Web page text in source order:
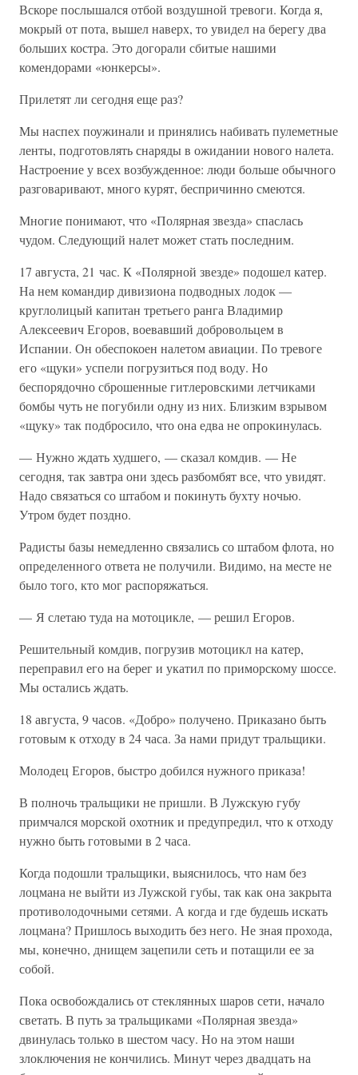
Вскоре послышался отбой воздушной тревоги. Когда я,
мокрый от пота, вышел наверх, то увидел на берегу два
больших костра. Это догорали сбитые нашими
комендорами «юнкерсы».
Прилетят ли сегодня еще раз?
Мы наспех поужинали и принялись набивать пулеметные
ленты, подготовлять снаряды в ожидании нового налета.
Настроение у всех возбужденное: люди больше обычного
разговаривают, много курят, беспричинно смеются.
Многие понимают, что «Полярная звезда» спаслась
чудом. Следующий налет может стать последним.
17 августа, 21 час. К «Полярной звезде» подошел катер.
На нем командир дивизиона подводных лодок —
круглолицый капитан третьего ранга Владимир
Алексеевич Егоров, воевавший добровольцем в
Испании. Он обеспокоен налетом авиации. По тревоге
его «щуки» успели погрузиться под воду. Но
беспорядочно сброшенные гитлеровскими летчиками
бомбы чуть не погубили одну из них. Близким взрывом
«щуку» так подбросило, что она едва не опрокинулась.
— Нужно ждать худшего, — сказал комдив. — Не
сегодня, так завтра они здесь разбомбят все, что увидят.
Надо связаться со штабом и покинуть бухту ночью.
Утром будет поздно.
Радисты базы немедленно связались со штабом флота, но
определенного ответа не получили. Видимо, на месте не
было того, кто мог распоряжаться.
— Я слетаю туда на мотоцикле, — решил Егоров.
Решительный комдив, погрузив мотоцикл на катер,
переправил его на берег и укатил по приморскому шоссе.
Мы остались ждать.
18 августа, 9 часов. «Добро» получено. Приказано быть
готовым к отходу в 24 часа. За нами придут тральщики.
Молодец Егоров, быстро добился нужного приказа!
В полночь тральщики не пришли. В Лужскую губу
примчался морской охотник и предупредил, что к отходу
нужно быть готовыми в 2 часа.
Когда подошли тральщики, выяснилось, что нам без
лоцмана не выйти из Лужской губы, так как она закрыта
противолодочными сетями. А когда и где будешь искать
лоцмана? Пришлось выходить без него. Не зная прохода,
мы, конечно, днищем зацепили сеть и потащили ее за
собой.
Пока освобождались от стеклянных шаров сети, начало
светать. В путь за тральщиками «Полярная звезда»
двинулась только в шестом часу. Но на этом наши
злоключения не кончились. Минут через двадцать на